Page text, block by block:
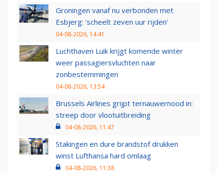
Groningen vanaf nu verbonden met
Esbjerg: 'scheelt zeven uur rijden'
04-08-2026, 14:41
Luchthaven Luik krijgt komende winter
weer passagiersvluchten naar
zonbestemmingen
04-08-2026, 13:54
Brussels Airlines grijpt ternauwernood in:
streep door vlootuitbreiding
04-08-2026, 11:47
Stakingen en dure brandstof drukken
winst Lufthansa hard omlaag
04-08-2026, 11:38